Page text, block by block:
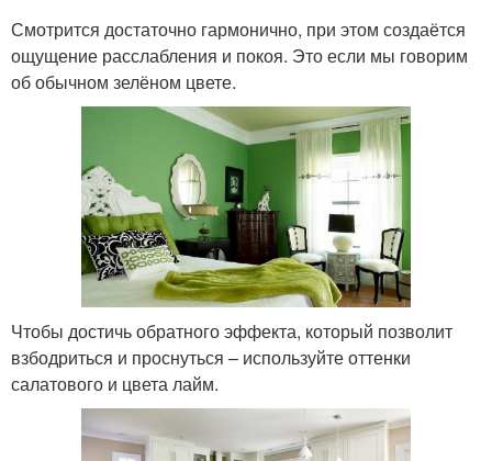
Смотрится достаточно гармонично, при этом создаётся
ощущение расслабления и покоя. Это если мы говорим
об обычном зелёном цвете.
Чтобы достичь обратного эффекта, который позволит
взбодриться и проснуться – используйте оттенки
салатового и цвета лайм.